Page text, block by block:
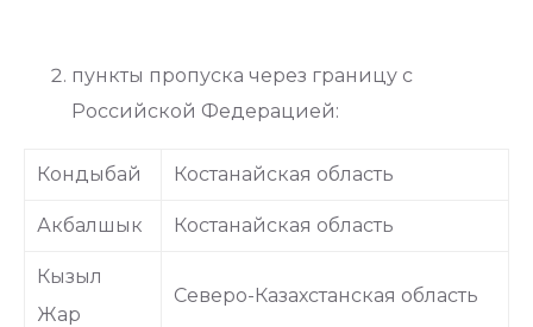
пункты пропуска через границу с
Российской Федерацией:
Кондыбай Костанайская область
Акбалшык Костанайская область
Кызыл
Жар
Северо-Казахстанская область